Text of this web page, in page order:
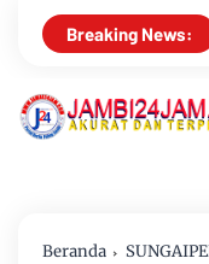
Breaking News:
Hadapi
Beranda